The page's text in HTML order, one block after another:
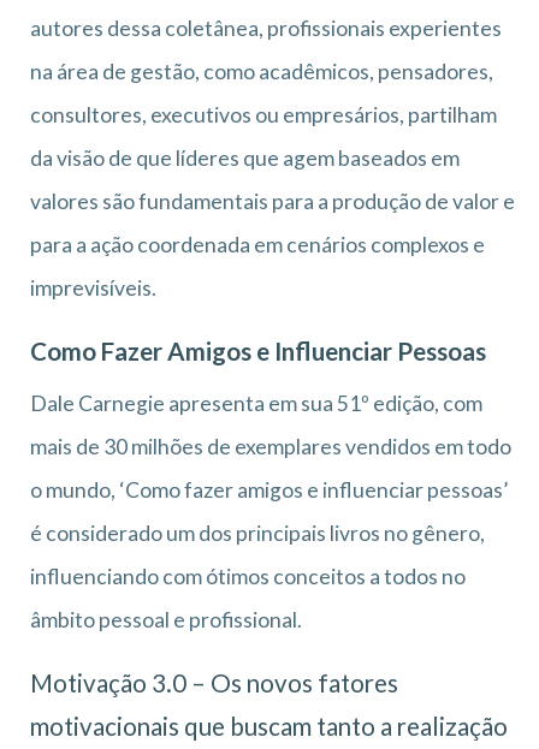
autores dessa coletânea, profissionais experientes
na área de gestão, como acadêmicos, pensadores,
consultores, executivos ou empresários, partilham
da visão de que líderes que agem baseados em
valores são fundamentais para a produção de valor e
para a ação coordenada em cenários complexos e
imprevisíveis.
Como Fazer Amigos e Influenciar Pessoas
Dale Carnegie apresenta em sua 51º edição, com
mais de 30 milhões de exemplares vendidos em todo
o mundo, ‘Como fazer amigos e influenciar pessoas’
é considerado um dos principais livros no gênero,
influenciando com ótimos conceitos a todos no
âmbito pessoal e profissional.
Motivação 3.0 – Os novos fatores
motivacionais que buscam tanto a realização